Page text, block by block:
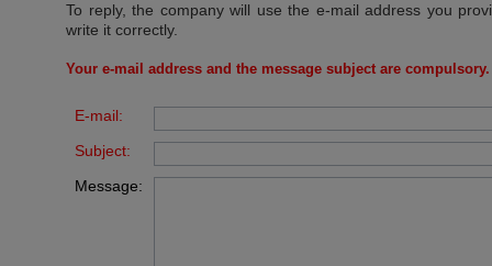
To reply, the company will use the e-mail address you
write it correctly.
Your e-mail address and the message subject are compulsory.
E-mail:
Subject:
Message: